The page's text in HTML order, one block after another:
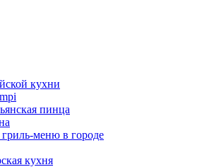
кухни
пинца
меню в городе
кухня